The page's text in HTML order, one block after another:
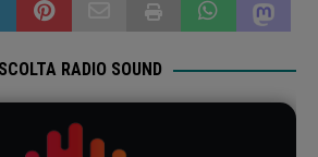
RADIO SOUND